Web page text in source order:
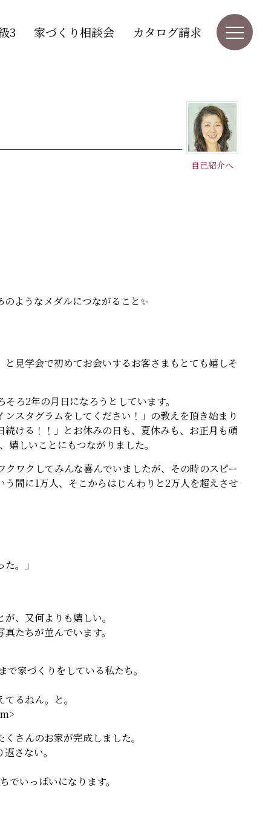
3 家づくり相談会 カタログ請求
自己紹介へ
ようなメダルにつながること✨
見学会で初めてお会いするお客さまもとても嬉しそ
ろ2年の月日になろうとしています。
スタグラムをしてください！」の教えを頂き始まり
ける！！」とお休みの日も、夏休みも、お正月も頑
しいことにもつながりました。
ワクしてみんな喜んでいましたが、その時のスピー
間に1万人、そこからはじんわりと2万人を超えさせ
。」
、又何よりも嬉しい。
たちが並んでいます。
家づくりをしている私たち。
るねん。と。
さんのお家が完成しました。
さない。
いっぱいになります。